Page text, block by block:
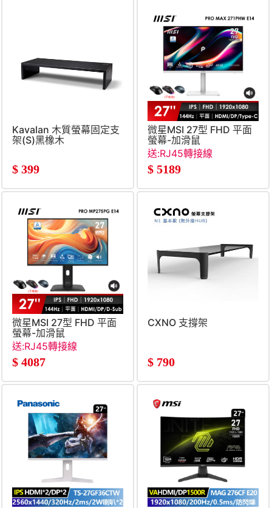
Kavalan 木質螢幕固定支
架(S)黑橡木
$ 399
微星MSI 27型 FHD 平面
螢幕-加滑鼠
喇叭&#47;IPS&#47;白)
送:RJ45轉接線
$ 5189
微星MSI 27型 FHD 平面
螢幕-加滑鼠
(27&#034;&#47;1920x1080&#47;144Hz&#47;4ms&#47;
喇叭&#47;IPS)
送:RJ45轉接線
$ 4087
CXNO 支撐架
$ 790